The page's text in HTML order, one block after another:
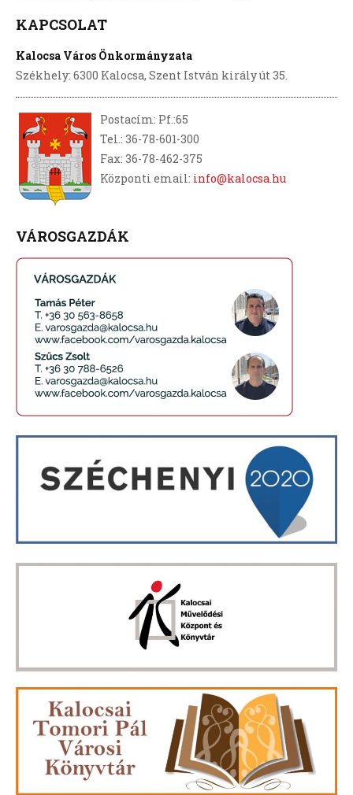
KAPCSOLAT
Kalocsa Város Önkormányzata
Székhely: 6300 Kalocsa, Szent István király út 35.
Postacím: Pf.:65
Tel.: 36-78-601-300
Fax: 36-78-462-375
Központi email: info@kalocsa.hu
VÁROSGAZDÁK